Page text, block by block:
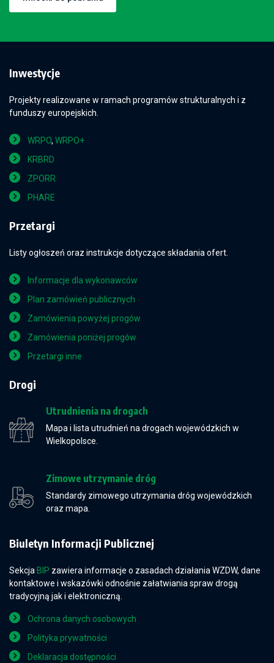
Inwestycje
Projekty realizowane w ramach programów strukturalnych i z
funduszy europejskich.
WRPO, WRPO+
KRBRD
ZPORR
PHARE
Przetargi
Listy ogłoszeń oraz instrukcje dotyczące składania ofert.
Informacje dla wykonawców
Plan zamówień publicznych
Zamówienia powyżej progów
Zamówienia poniżej progów
Przetargi inne
Drogi
Utrudnienia na drogach
Mapa i lista utrudnień na drogach wojewódzkich w
Wielkopolsce.
Zimowe utrzymanie dróg
Standardy zimowego utrzymania dróg wojewódzkich
oraz mapa.
Biuletyn Informacji Publicznej
Sekcja BIP zawiera informacje o zasadach działania WZDW, dane
kontaktowe i wskazówki odnośnie załatwiania spraw drogą
tradycyjną jak i elektroniczną.
Ochrona danych osobowych
Polityka prywatności
Deklaracja dostępności